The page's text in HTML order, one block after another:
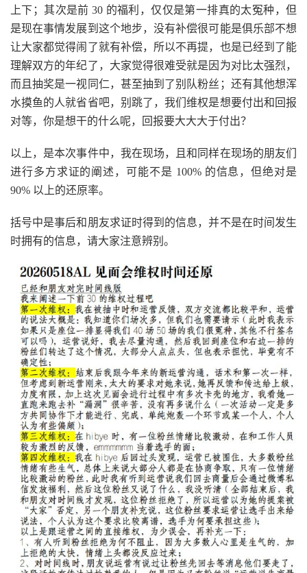
上下；其次是前 30 的福利，仅仅是第一排真的太冤种，但
是现在事情发展到这个地步，没有补偿很可能是俱乐部不想
让大家都觉得闹了就有补偿，所以不再提，也是已经到了能
理解双方的年纪了，大家觉得很难受就是因为对比太强烈，
而且抽奖是一视同仁，甚至抽到了别队粉丝；还有其他想浑
水摸鱼的人就省省吧，别跳了，我们维权是想要付出和回报
对等，你是想干的什么呢，回报要大大大于付出？
以上，是本次事件中，我在现场，且和同样在现场的朋友们
进行多方求证的阐述，可能不是 100% 的信息，但绝对是
90% 以上的还原率。
括号中是事后和朋友求证时得到的信息，并不是在时间发生
时拥有的信息，请大家注意辨别。